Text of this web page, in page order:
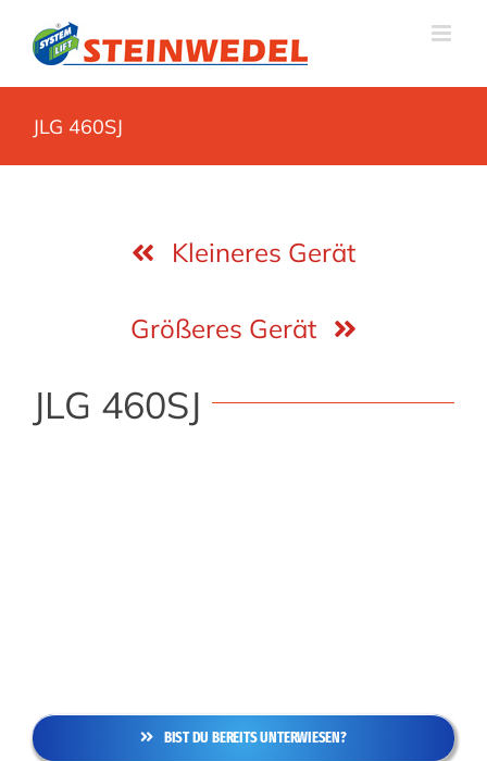
Inhalt
springen
JLG 460SJ
Kleineres Gerät
Größeres Gerät
JLG 460SJ
BIST DU BEREITS UNTERWIESEN?